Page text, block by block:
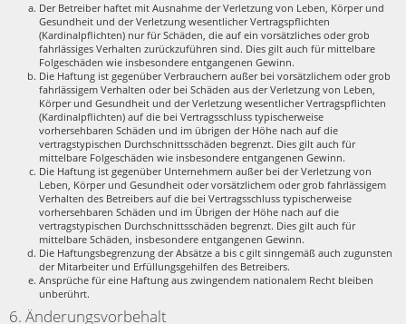
Der Betreiber haftet mit Ausnahme der Verletzung von Leben, Körper und
Gesundheit und der Verletzung wesentlicher Vertragspflichten
(Kardinalpflichten) nur für Schäden, die auf ein vorsätzliches oder grob
fahrlässiges Verhalten zurückzuführen sind. Dies gilt auch für mittelbare
Folgeschäden wie insbesondere entgangenen Gewinn.
Die Haftung ist gegenüber Verbrauchern außer bei vorsätzlichem oder grob
fahrlässigem Verhalten oder bei Schäden aus der Verletzung von Leben,
Körper und Gesundheit und der Verletzung wesentlicher Vertragspflichten
(Kardinalpflichten) auf die bei Vertragsschluss typischerweise
vorhersehbaren Schäden und im übrigen der Höhe nach auf die
vertragstypischen Durchschnittsschäden begrenzt. Dies gilt auch für
mittelbare Folgeschäden wie insbesondere entgangenen Gewinn.
Die Haftung ist gegenüber Unternehmern außer bei der Verletzung von
Leben, Körper und Gesundheit oder vorsätzlichem oder grob fahrlässigem
Verhalten des Betreibers auf die bei Vertragsschluss typischerweise
vorhersehbaren Schäden und im Übrigen der Höhe nach auf die
vertragstypischen Durchschnittsschäden begrenzt. Dies gilt auch für
mittelbare Schäden, insbesondere entgangenen Gewinn.
Die Haftungsbegrenzung der Absätze a bis c gilt sinngemäß auch zugunsten
der Mitarbeiter und Erfüllungsgehilfen des Betreibers.
Ansprüche für eine Haftung aus zwingendem nationalem Recht bleiben
unberührt.
6. Änderungsvorbehalt